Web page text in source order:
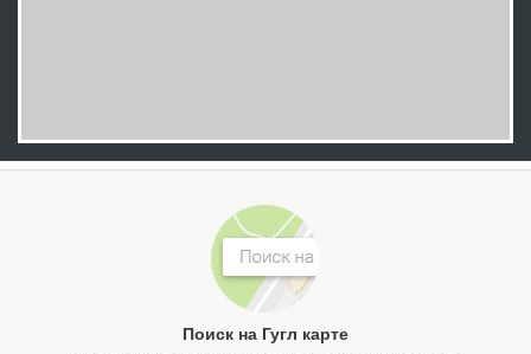
Поиск на Гугл карте